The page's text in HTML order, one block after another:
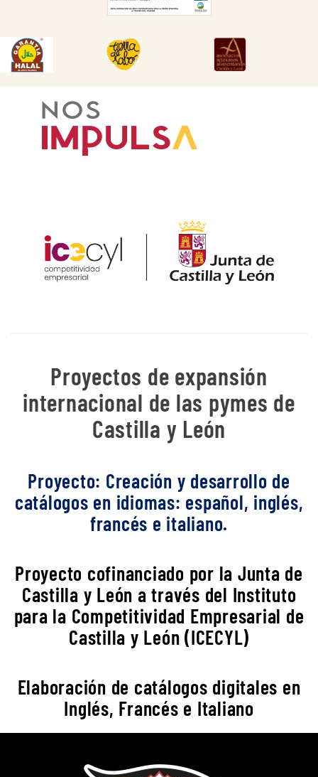
DESCARGAR DESCARGAR
Proyectos de expansión
internacional de las pymes de
Castilla y León
Proyecto: Creación y desarrollo de
catálogos en idiomas: español, inglés,
francés e italiano.
Proyecto cofinanciado por la Junta de
Castilla y León a través del Instituto
para la Competitividad Empresarial de
Castilla y León (ICECYL)
Elaboración de catálogos digitales en
Inglés, Francés e Italiano